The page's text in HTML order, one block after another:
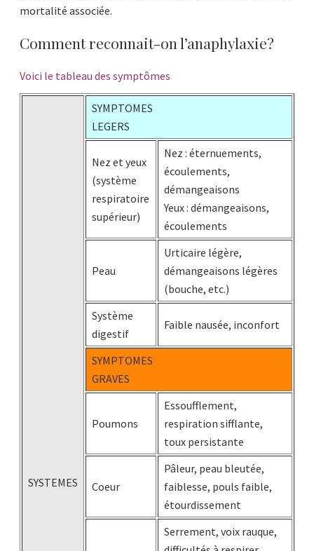
mortalité associée.
Comment reconnait-on l’anaphylaxie?
Voici le tableau des symptômes
SYSTEMES
SYMPTOMES
LEGERS
Nez et yeux
(système
respiratoire
supérieur)
Nez : éternuements,
écoulements,
démangeaisons
Yeux : démangeaisons,
écoulements
Peau
Urticaire légère,
démangeaisons légères
(bouche, etc.)
Système
digestif
Faible nausée, inconfort
SYMPTOMES
GRAVES
Poumons
Essoufflement,
respiration sifflante,
toux persistante
Coeur
Pâleur, peau bleutée,
faiblesse, pouls faible,
étourdissement
Serrement, voix rauque,